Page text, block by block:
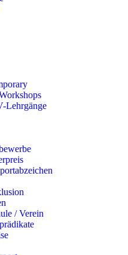
Lehrgänge
/ Verein